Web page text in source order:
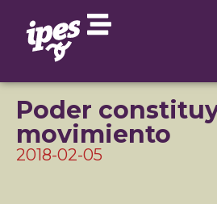
Poder
movimiento
2018-02-05